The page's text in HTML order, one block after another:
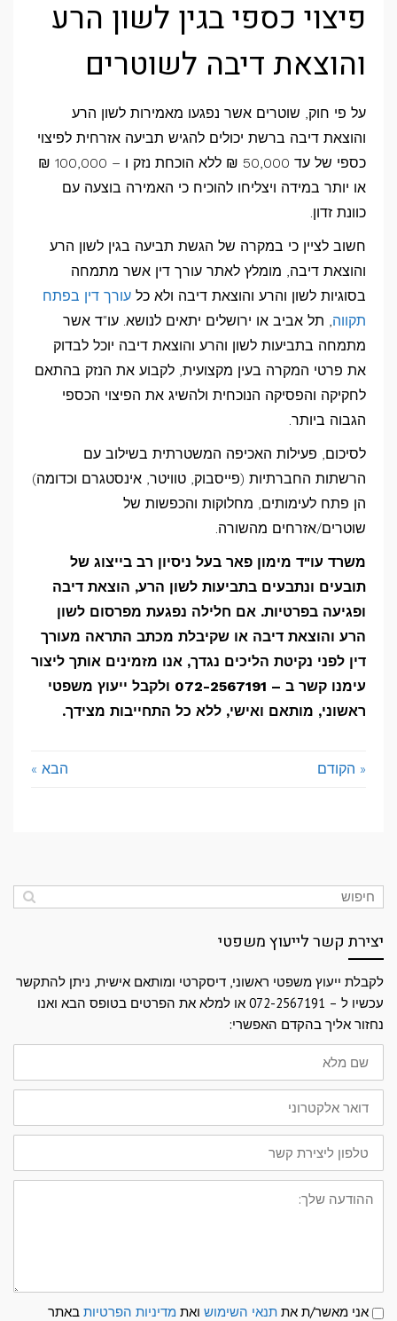
פיצוי כספי בגין לשון הרע
והוצאת דיבה לשוטרים
על פי חוק, שוטרים אשר נפגעו מאמירות לשון הרע
והוצאת דיבה ברשת יכולים להגיש תביעה אזרחית לפיצוי
כספי של עד 50,000 ₪ ללא הוכחת נזק ו – 100,000 ₪
או יותר במידה ויצליחו להוכיח כי האמירה בוצעה עם
כוונת זדון.
חשוב לציין כי במקרה של הגשת תביעה בגין לשון הרע
והוצאת דיבה, מומלץ לאתר עורך דין אשר מתמחה
בסוגיות לשון והרע והוצאת דיבה ולא כל עורך דין בפתח
תקווה, תל אביב או ירושלים יתאים לנושא. עו"ד אשר
מתמחה בתביעות לשון והרע והוצאת דיבה יוכל לבדוק
את פרטי המקרה בעין מקצועית, לקבוע את הנזק בהתאם
לחקיקה והפסיקה הנוכחית ולהשיג את הפיצוי הכספי
הגבוה ביותר.
לסיכום, פעילות האכיפה המשטרתית בשילוב עם
הרשתות החברתיות (פייסבוק, טוויטר, אינסטגרם וכדומה)
הן פתח לעימותים, מחלוקות והכפשות של
שוטרים/אזרחים מהשורה.
משרד עו"ד מימון פאר בעל ניסיון רב בייצוג של
תובעים ונתבעים בתביעות לשון הרע, הוצאת דיבה
ופגיעה בפרטיות. אם חלילה נפגעת מפרסום לשון
הרע והוצאת דיבה או שקיבלת מכתב התראה מעורך
דין לפני נקיטת הליכים נגדך, אנו מזמינים אותך ליצור
עימנו קשר ב – 072-2567191 ולקבל ייעוץ משפטי
ראשוני, מותאם ואישי, ללא כל התחייבות מצידך.
« הקודם הבא »
יצירת קשר לייעוץ משפטי
לקבלת ייעוץ משפטי ראשוני, דיסקרטי ומותאם אישית, ניתן להתקשר
עכשיו ל – 072-2567191 או למלא את הפרטים בטופס הבא ואנו
נחזור אליך בהקדם האפשרי:
שם
מלא
דואר
אלקטרוני
טלפון
ליצירת
קשר
ההודעה
שלך:
תנאיאני מאשר/ת את תנאי השימוש ואת מדיניות הפרטיות באתר